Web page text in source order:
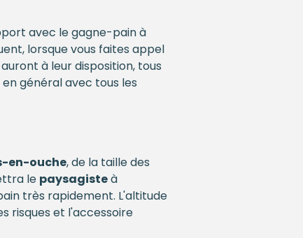
avec le gagne-pain à
lorsque vous faites appel
à leur disposition, tous
général avec tous les
en-ouche, de la taille des
le paysagisteà
très rapidement. L'altitude
risques et l'accessoire